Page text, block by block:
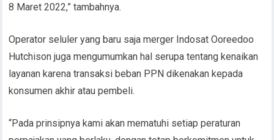
8 Maret 2022,” tambahnya.
Operator seluler yang baru saja merger Indosat Ooreedoo
Hutchison juga mengumumkan hal serupa tentang kenaikan
layanan karena transaksi beban PPN dikenakan kepada
konsumen akhir atau pembeli.
“Pada prinsipnya kami akan mematuhi setiap peraturan